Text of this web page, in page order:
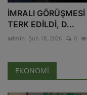
İMRALI
TERK EDİLDİ, D...
admin Şub 18, 2026 0
EKONOMİ